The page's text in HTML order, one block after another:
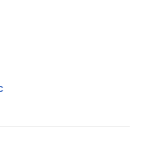
a mezzo ponte,
con un